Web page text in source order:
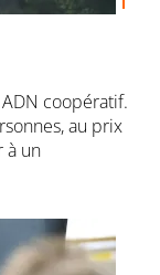
coopératif.
au prix
à un